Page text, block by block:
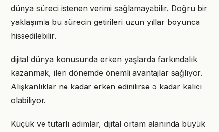
dünya süreci istenen verimi sağlamayabilir. Doğru bir
yaklaşımla bu sürecin getirileri uzun yıllar boyunca
hissedilebilir.
dijital dünya konusunda erken yaşlarda farkındalık
kazanmak, ileri dönemde önemli avantajlar sağlıyor.
Alışkanlıklar ne kadar erken edinilirse o kadar kalıcı
olabiliyor.
Küçük ve tutarlı adımlar, dijital ortam alanında büyük